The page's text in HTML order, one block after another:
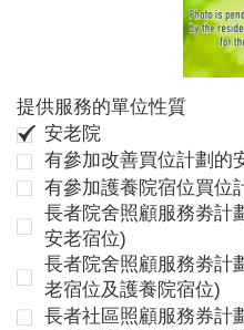
提供服務的單位性質
安老院
有參加改善買位計劃的
有參加護養院宿位買位
長者院舍照顧服務劵計
安老宿位)
長者院舍照顧服務劵計
老宿位及護養院宿位)
長者社區照顧服務券計